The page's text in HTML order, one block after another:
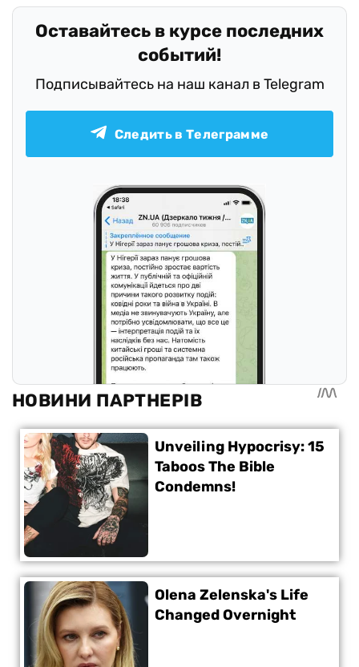
Оставайтесь в курсе последних
событий!
Подписывайтесь на наш канал в Telegram
Следить в Телеграмме